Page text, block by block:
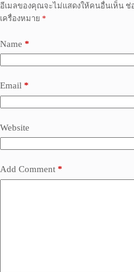
อีเมลของคุณจะไม่แสดงให้คนอื่นเห็น ช่
เครื่องหมาย *
Name *
Email *
Website
Add Comment *